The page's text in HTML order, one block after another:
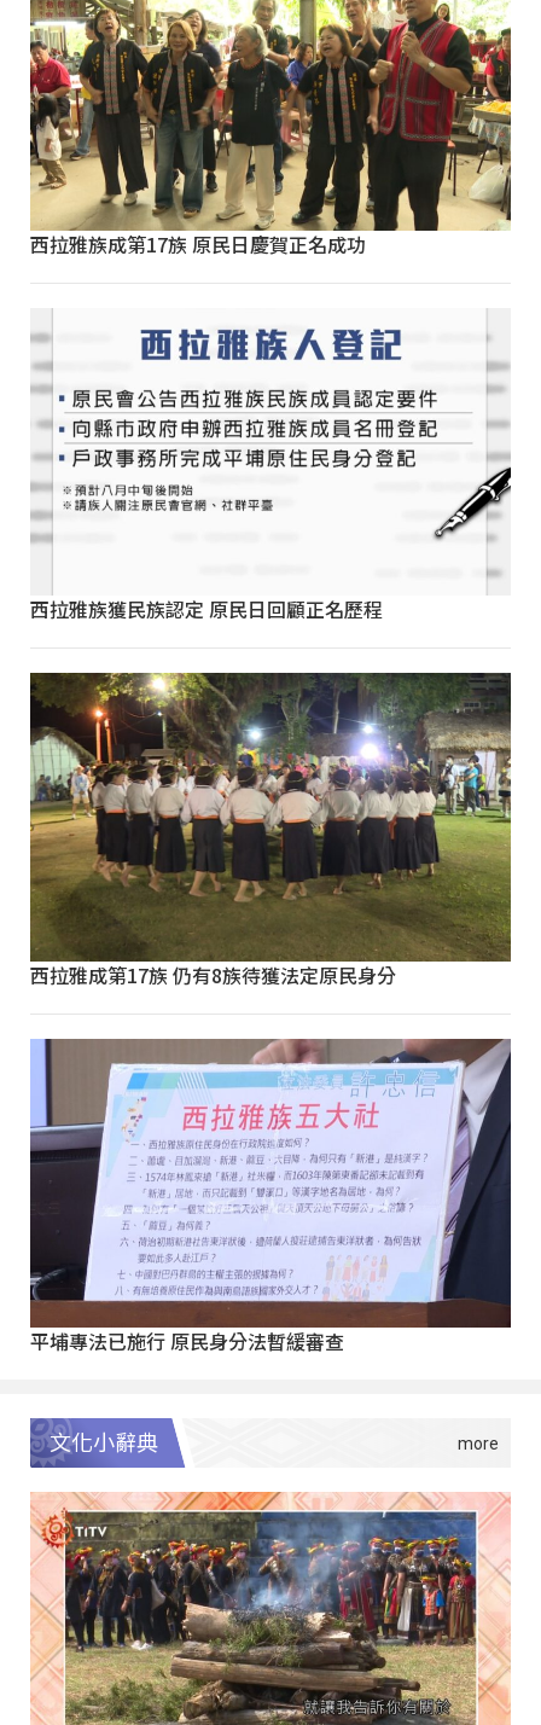
西拉雅族成第17族 原民日慶賀正名成功
西拉雅族獲民族認定 原民日回顧正名歷程
西拉雅成第17族 仍有8族待獲法定原民身分
平埔專法已施行 原民身分法暫緩審查
文化小辭典